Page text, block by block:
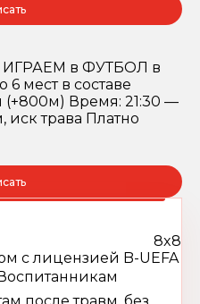
ИГРАЕМ в ФУТБОЛ в
мест в составе
(+800м) Время: 21:30 —
иск трава Платно
8x8
c лицензией B-UEFA